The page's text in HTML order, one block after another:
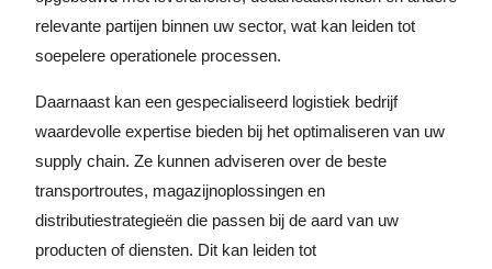
relevante partijen binnen uw sector, wat kan leiden tot
soepelere operationele processen.
Daarnaast kan een gespecialiseerd logistiek bedrijf
waardevolle expertise bieden bij het optimaliseren van uw
supply chain. Ze kunnen adviseren over de beste
transportroutes, magazijnoplossingen en
distributiestrategieën die passen bij de aard van uw
producten of diensten. Dit kan leiden tot